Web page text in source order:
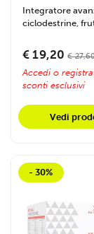
Integratore
ciclodestrine,
Fornisce...
€ 19,20 €
Accedi o
sconti esclusivi
Vedi
- 30%